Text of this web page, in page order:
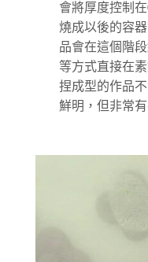
等方式直接在
捏成型的作品
鮮明，但非常